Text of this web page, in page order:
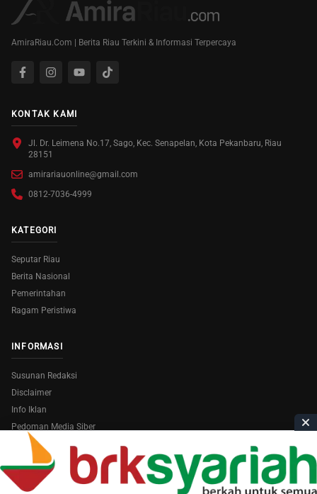
AmiraRiau.Com | Berita Riau Terkini & Informasi Terpercaya
KONTAK KAMI
Jl. Dr. Leimena No.17, Sago, Kec. Senapelan, Kota Pekanbaru, Riau
28151
amirariauonline@gmail.com
0812-7036-4999
KATEGORI
Seputar Riau
Berita Nasional
Pemerintahan
Ragam Peristiwa
INFORMASI
Susunan Redaksi
Disclaimer
Info Iklan
Pedoman Media Siber
Copyright © 2026 AmiraRiau.com . All Rights Reserved.